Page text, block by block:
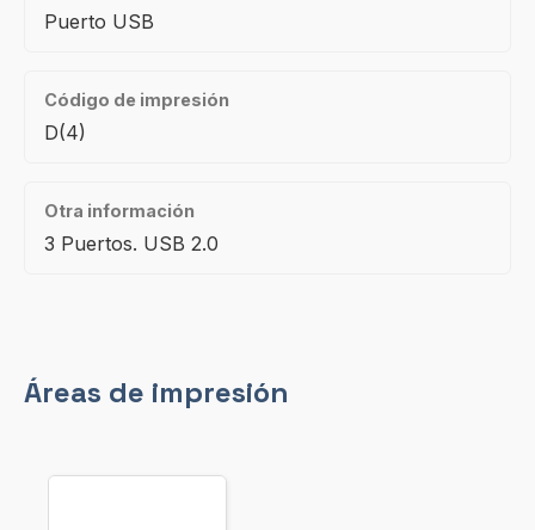
Puerto USB
Código de impresión
D(4)
Otra información
3 Puertos. USB 2.0
Áreas de impresión